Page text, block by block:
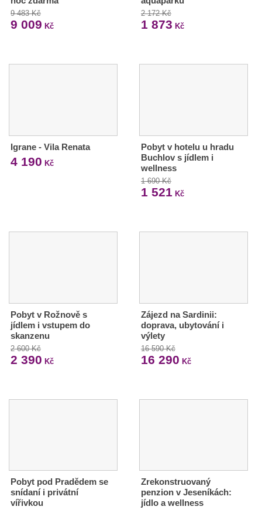
9 483 Kč
9 009 Kč
2 172 Kč
1 873 Kč
Igrane - Vila Renata
4 190 Kč
Pobyt v hotelu u hradu
Buchlov s jídlem i
wellness
1 690 Kč
1 521 Kč
Pobyt v Rožnově s
jídlem i vstupem do
skanzenu
2 600 Kč
2 390 Kč
Zájezd na Sardinii:
doprava, ubytování i
výlety
16 590 Kč
16 290 Kč
Pobyt pod Pradědem se
snídaní i privátní
vířivkou
Zrekonstruovaný
penzion v Jeseníkách:
jídlo a wellness